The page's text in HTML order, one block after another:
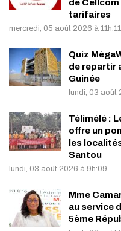
de
tarifaires
mercredi, 05 août 2026 à 11h:11
Quiz
de repartir
Guinée
lundi, 03 août
Télimélé :
offre un
les
Santou
lundi, 03 août 2026 à 9h:09
Mme
au service
5ème